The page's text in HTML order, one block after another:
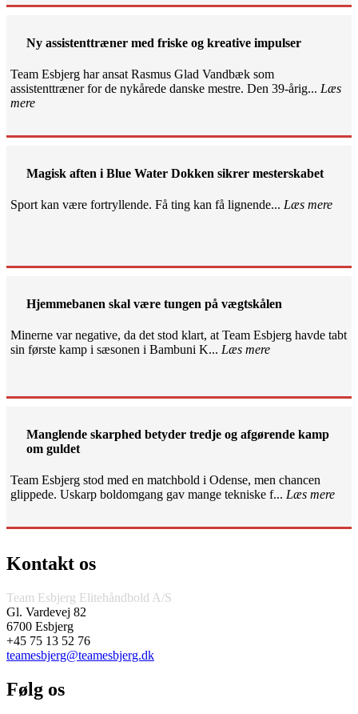
Ny assistenttræner med friske og kreative impulser
Team Esbjerg har ansat Rasmus Glad Vandbæk som
assistenttræner for de nykårede danske mestre. Den 39-årig... Læs
mere
Magisk aften i Blue Water Dokken sikrer mesterskabet
Sport kan være fortryllende. Få ting kan få lignende... Læs mere
Hjemmebanen skal være tungen på vægtskålen
Minerne var negative, da det stod klart, at Team Esbjerg havde tabt
sin første kamp i sæsonen i Bambuni K... Læs mere
Manglende skarphed betyder tredje og afgørende kamp
om guldet
Team Esbjerg stod med en matchbold i Odense, men chancen
glippede. Uskarp boldomgang gav mange tekniske f... Læs mere
Kontakt os
Team Esbjerg Elitehåndbold A/S
Gl. Vardevej 82
6700 Esbjerg
+45 75 13 52 76
teamesbjerg@teamesbjerg.dk
Følg os